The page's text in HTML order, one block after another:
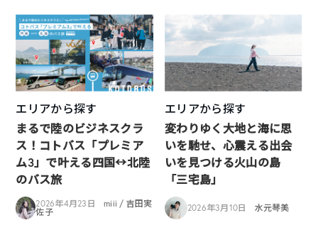
エリアから探す
まるで陸のビジネスクラ
ス！コトバス「プレミア
ム3」で叶える四国↔︎北陸
のバス旅
2026年4月23日
miii / 吉田実
佐子
エリアから探す
変わりゆく大地と海に思
いを馳せ、心震える出会
いを見つける火山の島
「三宅島」
2026年3月10日 水元琴美